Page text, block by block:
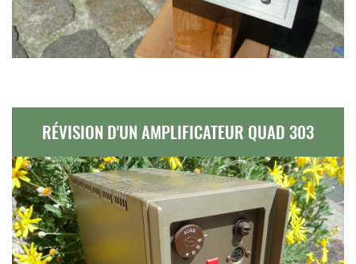
RÉVISION D'UN AMPLIFICATEUR QUAD 303